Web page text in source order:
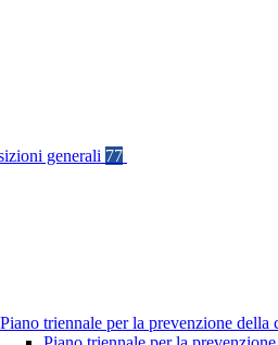
generali 77
Piano triennale per la prevenzione della